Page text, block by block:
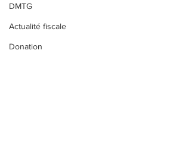
DMTG
Actualité fiscale
Donation